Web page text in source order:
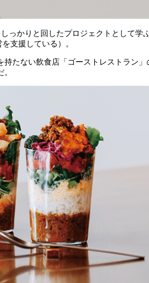
っかりと回したプロジェクトとして
支援している）。
持たない飲食店「ゴーストレストラン